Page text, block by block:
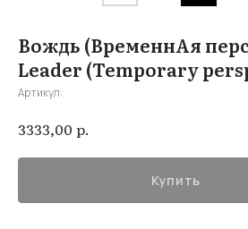
Вождь (ВременнАя
Leader (Temporary
Артикул:
3333,00 р.
Купить